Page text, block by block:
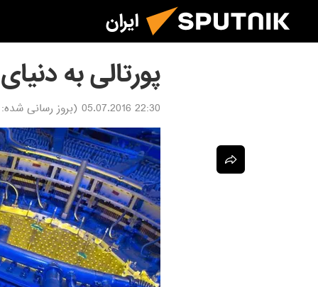
ایران
پورتالی به
22:30 05.07.2016 (بروز رسانی